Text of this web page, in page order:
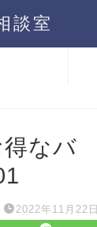
談室
なバ
2022年11月22日